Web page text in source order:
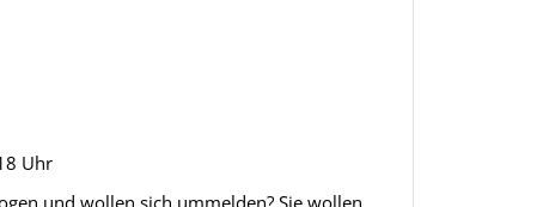
Uhr
und wollen sich ummelden? Sie wollen